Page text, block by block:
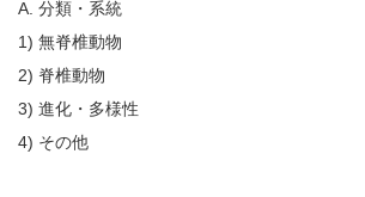
A. 分類・系統
1) 無脊椎動物
2) 脊椎動物
3) 進化・多様性
4) その他